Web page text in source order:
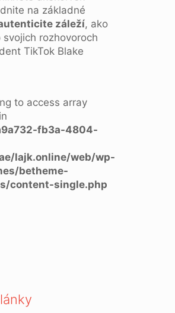
na základné
záleží, ako
rozhovoroch
TikTok Blake
to access array
fb3a-4804-
lajk.online/web/wp-
betheme-
content-single.php